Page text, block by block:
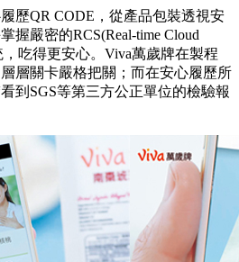
歷QR CODE，從產品包裝透視安
握嚴密的RCS(Real-time Cloud
，吃得更安心。Viva萬歲牌在製程
層關卡嚴格把關；而在安心履歷所
到SGS等第三方公正單位的檢驗報